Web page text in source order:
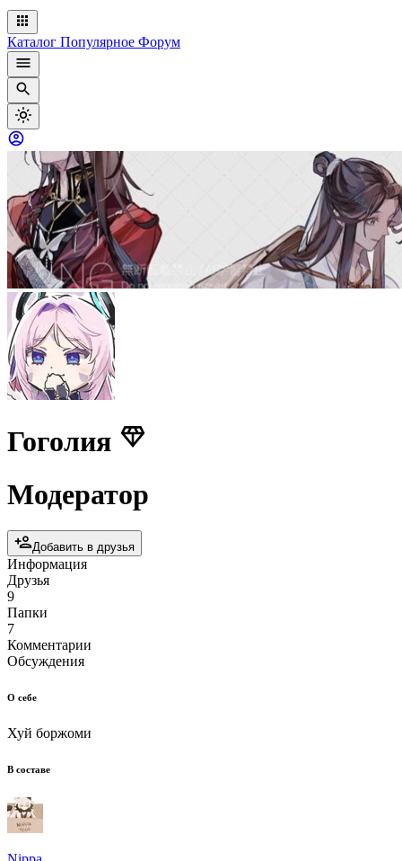
Каталог Популярное Форум
Гоголия
Модератор
Добавить в друзья
Информация
Друзья
9
Папки
7
Комментарии
Обсуждения
О себе
Хуй боржоми
В составе